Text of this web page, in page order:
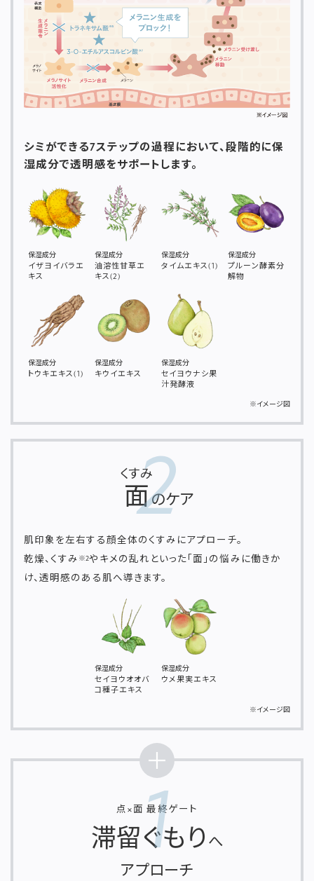
シミができる7ステップの過程において、段階的に保
湿成分で透明感をサポートします。
保湿成分
イザヨイバラエ
キス
保湿成分
油溶性甘草エ
キス(2)
保湿成分
タイムエキス(1)
保湿成分
プルーン酵素分
解物
保湿成分
トウキエキス(1)
保湿成分
キウイエキス
保湿成分
セイヨウナシ果
汁発酵液
※イメージ図
面
くすみ
のケア
2
肌印象を左右する顔全体のくすみにアプローチ。
乾燥、くすみ ※2やキメの乱れといった「面」の悩みに働きか
け、透明感のある肌へ導きます。
保湿成分
セイヨウオオバ
コ種子エキス
保湿成分
ウメ果実エキス
※イメージ図
＋
点×面 最終ゲート
滞留ぐもり へ
アプローチ
1